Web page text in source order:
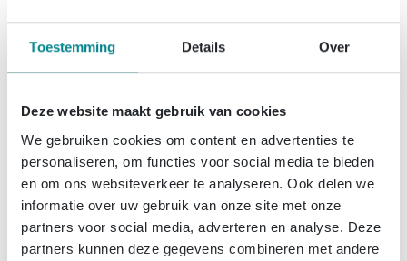
Toestemming Details Over
Deze website maakt gebruik van cookies
We gebruiken cookies om content en advertenties te
personaliseren, om functies voor social media te bieden
en om ons websiteverkeer te analyseren. Ook delen we
informatie over uw gebruik van onze site met onze
partners voor social media, adverteren en analyse. Deze
partners kunnen deze gegevens combineren met andere
695,-
IVY Pact Afbouwdeel - 3-weg -
stop-omstel - symmetry - rond
rozet - Zwart chroom PVD
Gratis levering
Levering: binnen 1 week